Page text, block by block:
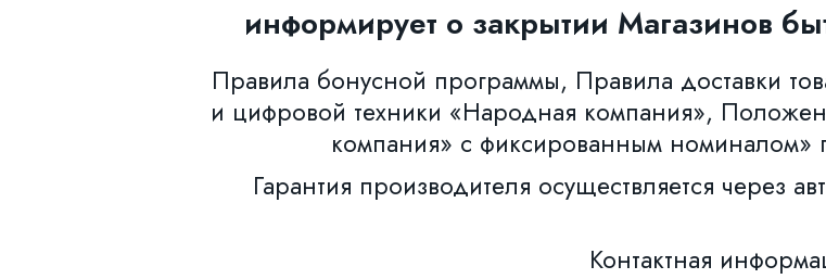
информирует о закрытии Магазинов
Правила бонусной программы, Правила доставки
и цифровой техники «Народная компания»,
компания» с фиксированным номиналом»
Гарантия производителя осуществляется через
Контактная